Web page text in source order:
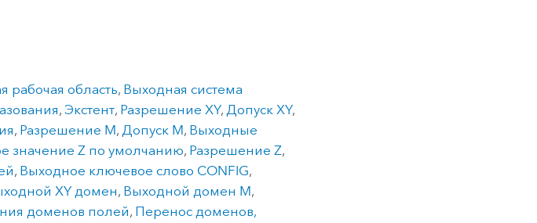
рабочая область, Выходная система
,Экстент, Разрешение XY,Допуск XY,
, Разрешение M,Допуск M, Выходные
значение Z по умолчанию, Разрешение Z,
, Выходное ключевое слово CONFIG,
XY домен, Выходной домен M,
доменов полей, Перенос доменов,